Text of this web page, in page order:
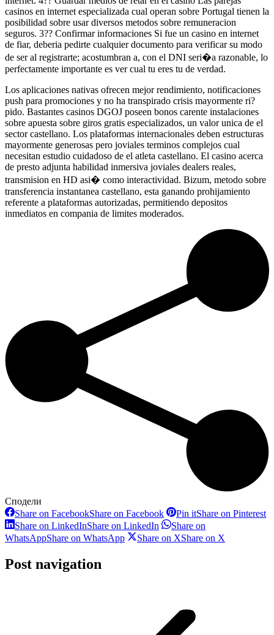
casinos en internet especializada cual operan sobre Portugal tienen la
posibilidad sobre usar diversos metodos sobre remuneracion
seguros. 3?? Confirmar informaciones Si fue un casino en internet
de fiar, deberia pedirte cualquier documento para verificar su modo
de ser al registrarte; acostumbran a, con el DNI seri�a razonable, lo
perfectamente importante es ver cual tu eres tu de verdad.
Los aplicaciones nativas ofrecen mejor rendimiento, notificaciones
push para promociones y no ha transpirado crisis mayormente ri?
pido. Bastantes casinos DGOJ poseen bonos carente instalaciones
sobre apuesta sobre giros gratis especializados, un valor unica de el
sector castellano. Los plataformas internacionales deben estructuras
mayormente generosas pero joviales terminos complejos cual
necesitan estudio cuidadoso de el atleta castellano. El casino acerca
de presto adjunta habilidad inmersiva joviales dealers reales,
transmision en HD asi� como interactividad. Bizum, metodo sobre
transferencia instantanea castellano, esta ganando prohijamiento
referente a plataformas autorizadas, permitiendo depositos
inmediatos en compania de limites moderados.
Сподели
Share on FacebookShare on Facebook Pin itShare on Pinterest
Share on LinkedInShare on LinkedIn
Share on
WhatsAppShare on WhatsApp Share on XShare on X
Post navigation